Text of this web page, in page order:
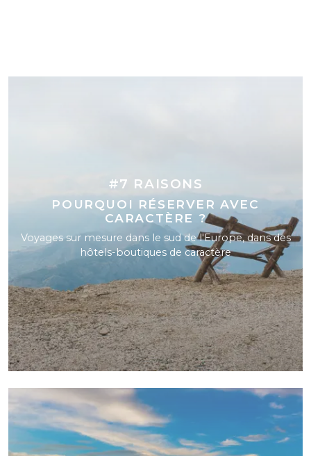
#7 RAISONS
POURQUOI RÉSERVER AVEC
CARACTÈRE ?
Voyages sur mesure dans le sud de l'Europe, dans des
hôtels-boutiques de caractère